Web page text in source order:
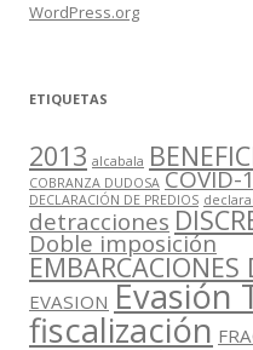
WordPress.org
ETIQUETAS
2013 alcabala
COBRANZA DUDOSA COVID-
DECLARACIÓN DE PREDIOS
detracciones
Doble imposición
EMBARCACIONES
EVASION Evasión
fiscalización